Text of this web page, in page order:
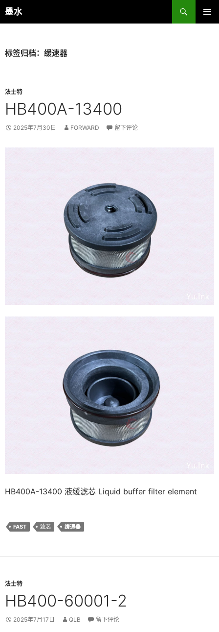
跳
至
墨水
搜
索
标签归档：缓速器
法士特
HB400A-13400
2025年7月30日 FORWARD 留下评论
HB400A-13400 液缓滤芯 Liquid buffer filter element
FAST 滤芯 缓速器
法士特
HB400-60001-2
2025年7月17日 QLB 留下评论